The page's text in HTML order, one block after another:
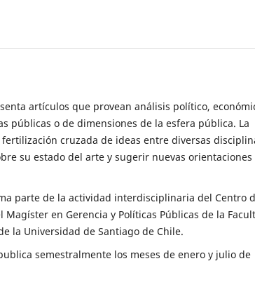
artículos que provean análisis político,
públicas o de dimensiones de la esfera pública. La
cruzada de ideas entre diversas
su estado del arte y sugerir nuevas orientaciones
parte de la actividad interdisciplinaria del Centro
Magíster en Gerencia y Políticas Públicas de la
la Universidad de Santiago de Chile.
semestralmente los meses de enero y julio de